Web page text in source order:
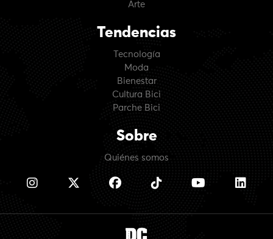
Arte
Tendencias
Tecnología
Moda
Bienestar
Cultura Bici
Parche Bici
Sobre
Quiénes somos